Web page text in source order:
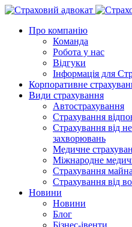
Про компанію
Команда
Робота у нас
Відгуки
Інформація для
Корпоративне
Види страхування
Автострахування
Страхування
Страхування від
захворювань
Медичне
Міжнародне
Страхування майна
Страхування від
Новини
Новини
Блог
Бізнес-івенти